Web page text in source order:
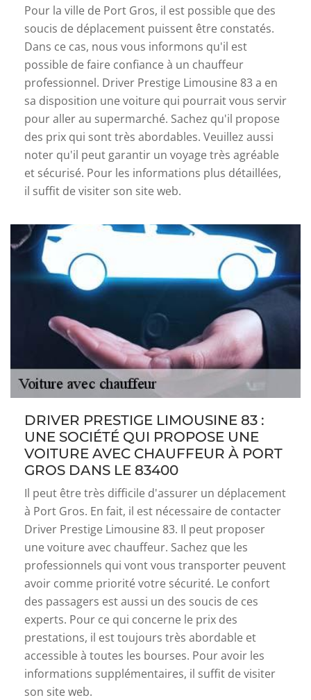
Pour la ville de Port Gros, il est possible que des
soucis de déplacement puissent être constatés.
Dans ce cas, nous vous informons qu'il est
possible de faire confiance à un chauffeur
professionnel. Driver Prestige Limousine 83 a en
sa disposition une voiture qui pourrait vous servir
pour aller au supermarché. Sachez qu'il propose
des prix qui sont très abordables. Veuillez aussi
noter qu'il peut garantir un voyage très agréable
et sécurisé. Pour les informations plus détaillées,
il suffit de visiter son site web.
DRIVER PRESTIGE LIMOUSINE 83 :
UNE SOCIÉTÉ QUI PROPOSE UNE
VOITURE AVEC CHAUFFEUR À PORT
GROS DANS LE 83400
Il peut être très difficile d'assurer un déplacement
à Port Gros. En fait, il est nécessaire de contacter
Driver Prestige Limousine 83. Il peut proposer
une voiture avec chauffeur. Sachez que les
professionnels qui vont vous transporter peuvent
avoir comme priorité votre sécurité. Le confort
des passagers est aussi un des soucis de ces
experts. Pour ce qui concerne le prix des
prestations, il est toujours très abordable et
accessible à toutes les bourses. Pour avoir les
informations supplémentaires, il suffit de visiter
son site web.